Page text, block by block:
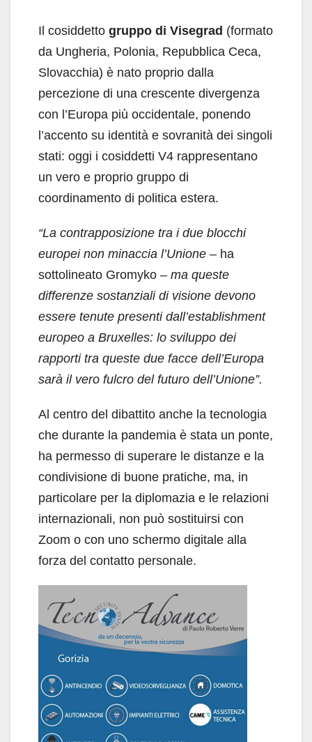
Il cosiddetto gruppo di Visegrad (formato
da Ungheria, Polonia, Repubblica Ceca,
Slovacchia) è nato proprio dalla
percezione di una crescente divergenza
con l’Europa più occidentale, ponendo
l’accento su identità e sovranità dei singoli
stati: oggi i cosiddetti V4 rappresentano
un vero e proprio gruppo di
coordinamento di politica estera.
“La contrapposizione tra i due blocchi
europei non minaccia l’Unione – ha
sottolineato Gromyko – ma queste
differenze sostanziali di visione devono
essere tenute presenti dall’establishment
europeo a Bruxelles: lo sviluppo dei
rapporti tra queste due facce dell’Europa
sarà il vero fulcro del futuro dell’Unione”.
Al centro del dibattito anche la tecnologia
che durante la pandemia è stata un ponte,
ha permesso di superare le distanze e la
condivisione di buone pratiche, ma, in
particolare per la diplomazia e le relazioni
internazionali, non può sostituirsi con
Zoom o con uno schermo digitale alla
forza del contatto personale.